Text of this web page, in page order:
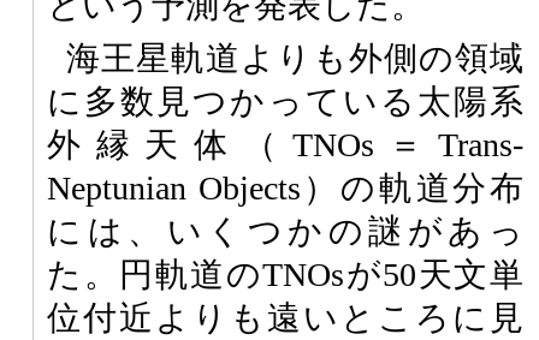
海王星軌道よりも外側の領域
に多数見つかっている太陽系
外縁天体（TNOs＝Trans-
Neptunian Objects）の軌道分布
には、いくつかの謎があっ
た。円軌道のTNOsが50天文単
位付近よりも遠いところに見